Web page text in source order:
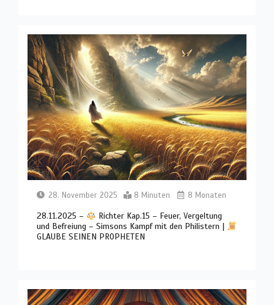
28. November 2025 8 Minuten 8 Monaten
28.11.2025 –
Richter Kap.15 – Feuer, Vergeltung
und Befreiung – Simsons Kampf mit den Philistern |
GLAUBE SEINEN PROPHETEN